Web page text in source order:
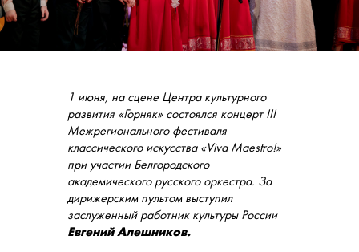
1 июня, на сцене Центра культурного
развития «Горняк» состоялся концерт III
Межрегионального фестиваля
классического искусства «Viva Maestrо!»
при участии Белгородского
академического русского оркестра. За
дирижерским пультом выступил
заслуженный работник культуры России
Евгений Алешников.